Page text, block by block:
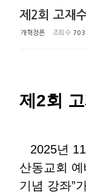
제2회 고재
개혁정론 조회 수 703
제2회
2025년
산동교회
기념 강좌”